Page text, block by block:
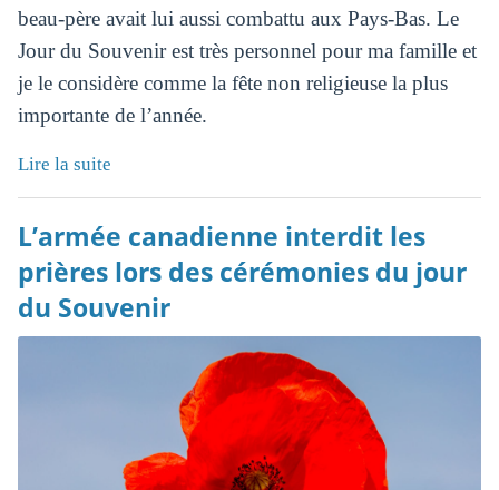
beau-père avait lui aussi combattu aux Pays-Bas. Le
Jour du Souvenir est très personnel pour ma famille et
je le considère comme la fête non religieuse la plus
importante de l’année.
Lire la suite
L’armée canadienne interdit les
prières lors des cérémonies du jour
du Souvenir